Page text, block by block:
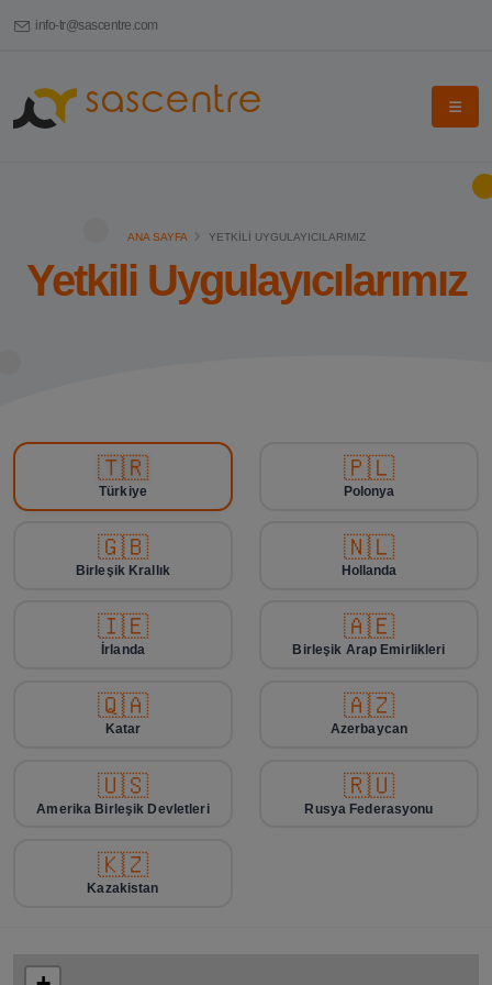
info-tr@sascentre.com
ANA SAYFA YETKILI UYGULAYICILARIMIZ
Yetkili Uygulayıcılarımız
🇹🇷
Türkiye
🇵🇱
Polonya
🇬🇧
Birleşik Krallık
🇳🇱
Hollanda
🇮🇪
İrlanda
🇦🇪
Birleşik Arap Emirlikleri
🇶🇦
Katar
🇦🇿
Azerbaycan
🇺🇸
Amerika Birleşik Devletleri
🇷🇺
Rusya Federasyonu
🇰🇿
Kazakistan